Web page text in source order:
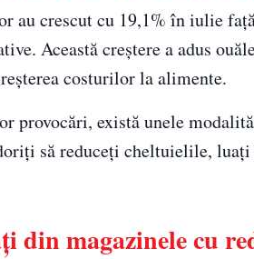
au crescut cu 19,1% în iulie
Această creștere a adus
costurilor la alimente.
provocări, există unele
să reduceți cheltuielile,
din magazinele cu